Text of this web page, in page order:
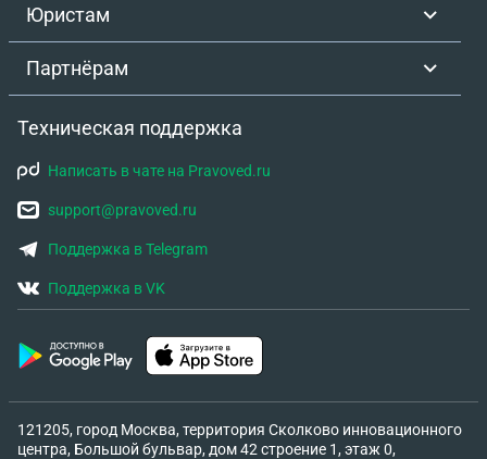
Юристам
Партнёрам
Техническая поддержка
Написать в чате на Pravoved.ru
support@pravoved.ru
Поддержка в Telegram
Поддержка в VK
121205, город Москва, территория Сколково инновационного
центра, Большой бульвар, дом 42 строение 1, этаж 0,